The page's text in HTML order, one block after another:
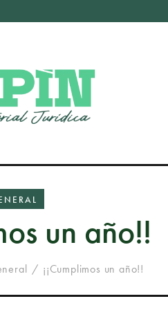
un año!!
¡¡Cumplimos un año!!